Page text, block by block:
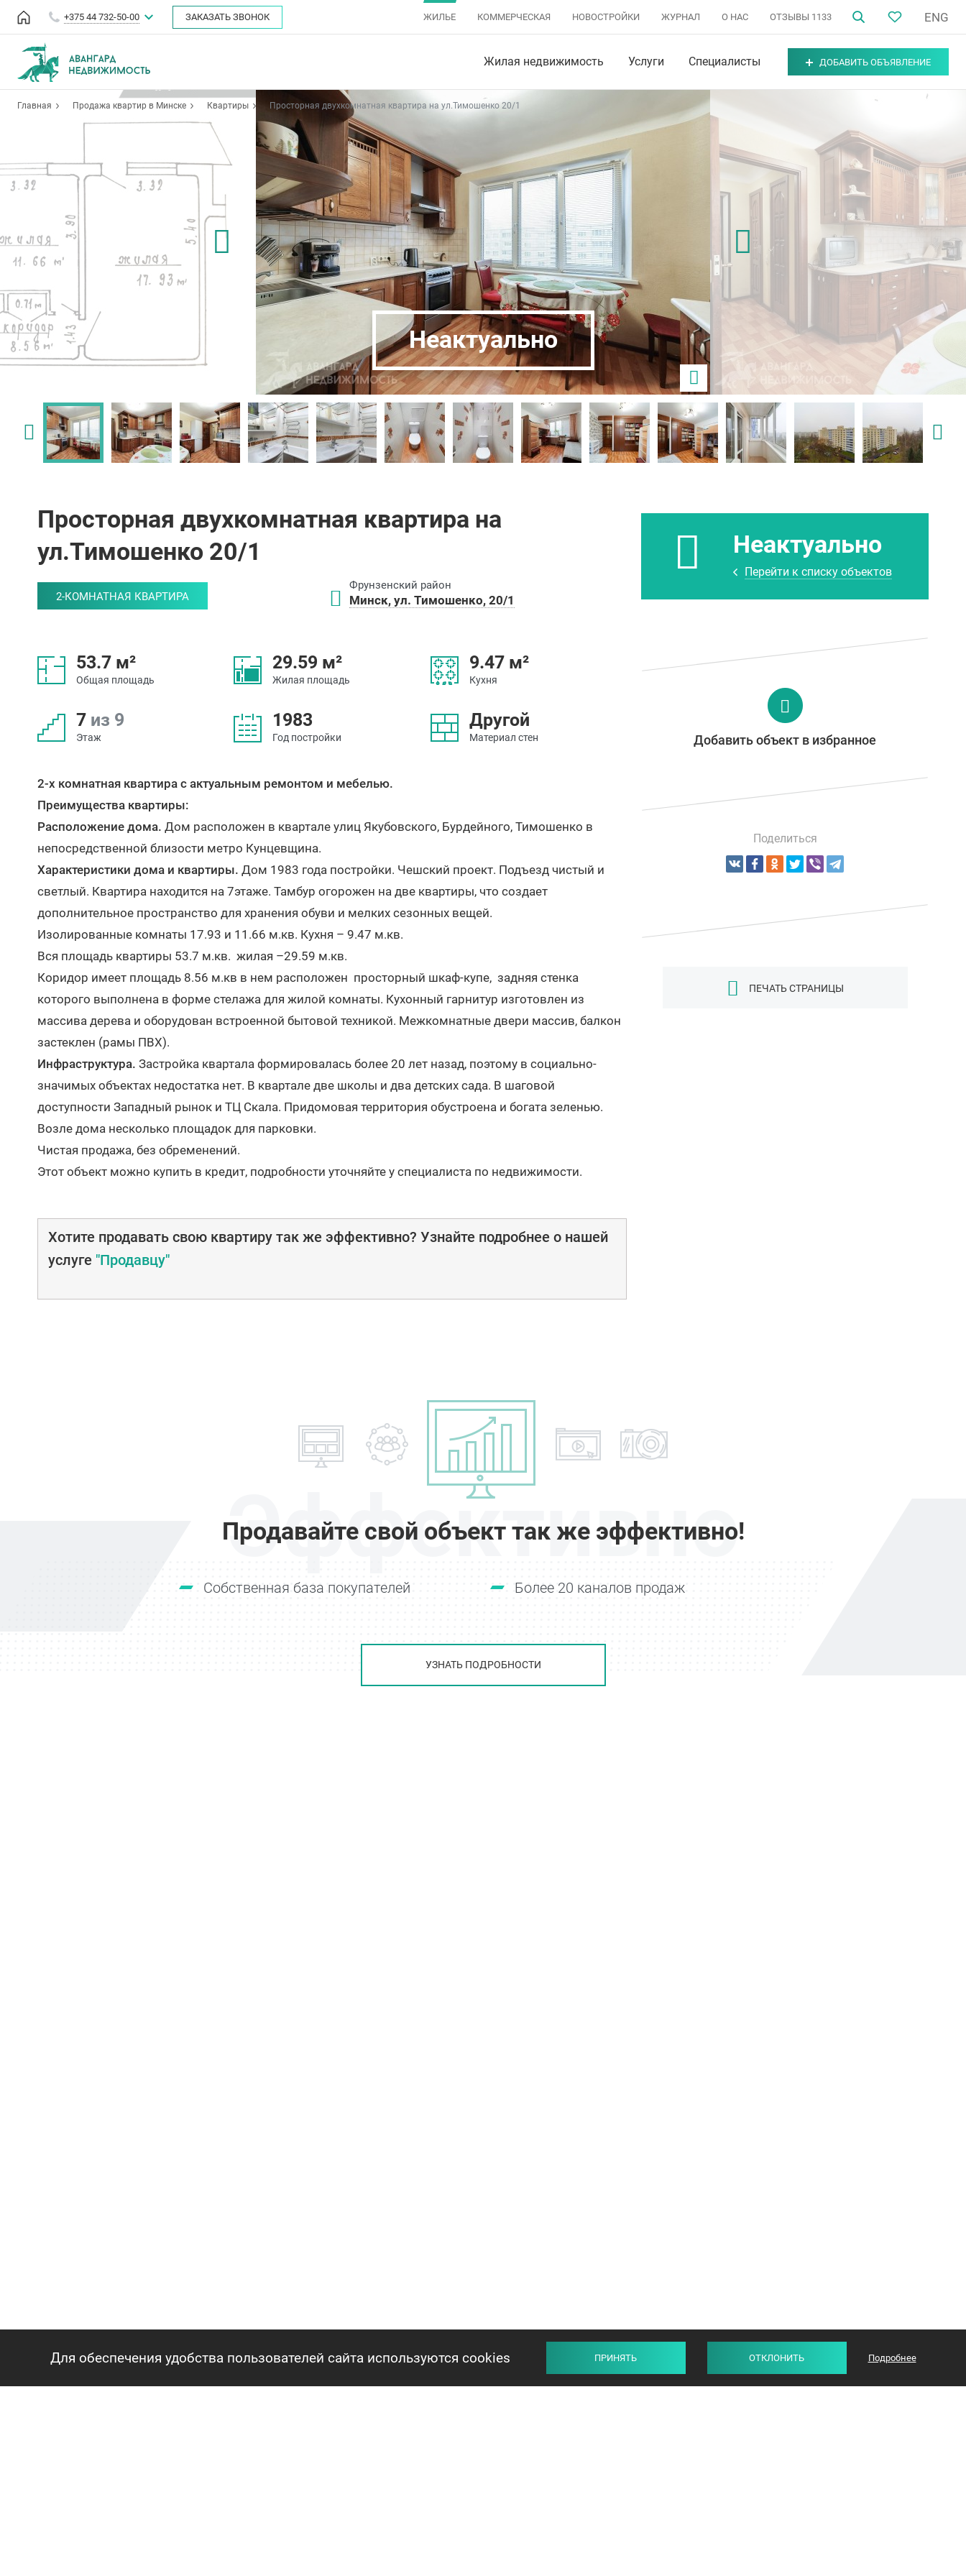
+375 44 732-50-00 ЗАКАЗАТЬ ЗВОНОК ЖИЛЬЕ КОММЕРЧЕСКАЯ НОВОСТРОЙКИ ЖУРНАЛ О НАС ОТЗЫВЫ 1133 ENG
Жилая недвижимость Услуги Специалисты ДОБАВИТЬ ОБЪЯВЛЕНИЕ
Главная Продажа квартир в Минске Квартиры Просторная двухкомнатная квартира на ул.Тимошенко 20/1
Неактуально
Просторная двухкомнатная квартира на
ул.Тимошенко 20/1
2-КОМНАТНАЯ КВАРТИРА
Фрунзенский район
Минск, ул. Тимошенко, 20/1
53.7 м²
Общая площадь
29.59 м²
Жилая площадь
9.47 м²
Кухня
7 из 9
Этаж
1983
Год постройки
Другой
Материал стен
2-х комнатная квартира с актуальным ремонтом и мебелью.
Преимущества квартиры:
Расположение дома. Дом расположен в квартале улиц Якубовского, Бурдейного, Тимошенко в
непосредственной близости метро Кунцевщина.
Характеристики дома и квартиры. Дом 1983 года постройки. Чешский проект. Подъезд чистый и
светлый. Квартира находится на 7этаже. Тамбур огорожен на две квартиры, что создает
дополнительное пространство для хранения обуви и мелких сезонных вещей.
Изолированные комнаты 17.93 и 11.66 м.кв. Кухня – 9.47 м.кв.
Вся площадь квартиры 53.7 м.кв. жилая –29.59 м.кв.
Коридор имеет площадь 8.56 м.кв в нем расположен просторный шкаф-купе, задняя стенка
которого выполнена в форме стелажа для жилой комнаты. Кухонный гарнитур изготовлен из
массива дерева и оборудован встроенной бытовой техникой. Межкомнатные двери массив, балкон
застеклен (рамы ПВХ).
Инфраструктура. Застройка квартала формировалась более 20 лет назад, поэтому в социально-
значимых объектах недостатка нет. В квартале две школы и два детских сада. В шаговой
доступности Западный рынок и ТЦ Скала. Придомовая территория обустроена и богата зеленью.
Возле дома несколько площадок для парковки.
Чистая продажа, без обременений.
Этот объект можно купить в кредит, подробности уточняйте у специалиста по недвижимости.
Хотите продавать свою квартиру так же эффективно? Узнайте подробнее о нашей
услуге "Продавцу"
Неактуально
Перейти к списку объектов
Добавить объект в избранное
Поделиться
ПЕЧАТЬ СТРАНИЦЫ
Продавайте свой объект так же эффективно!
Эффективно
Собственная база покупателей Более 20 каналов продаж
УЗНАТЬ ПОДРОБНОСТИ
Для обеспечения удобства пользователей сайта используются cookies ПРИНЯТЬ ОТКЛОНИТЬ Подробнее